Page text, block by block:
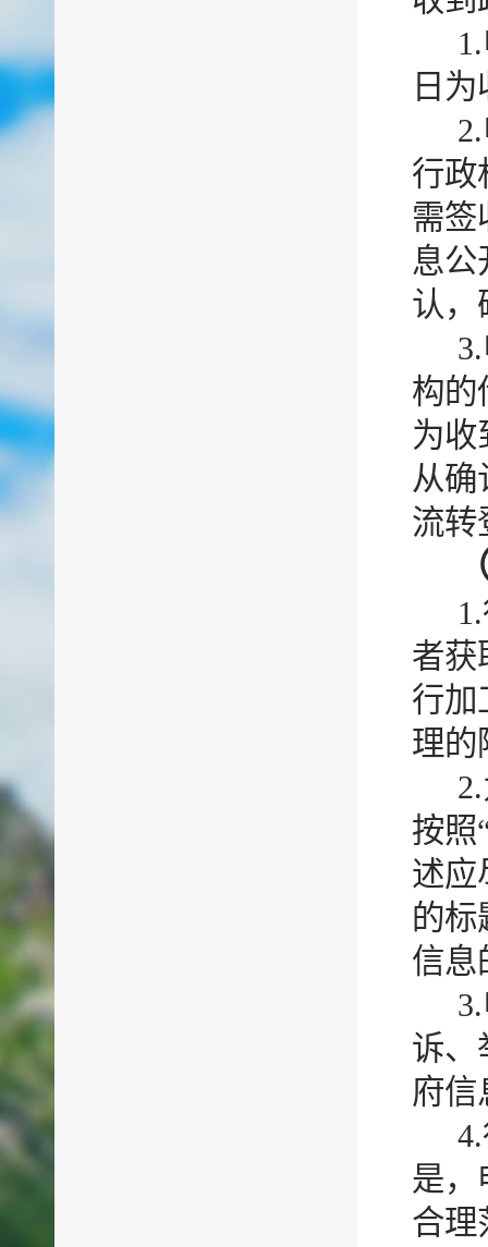
日
行政
需签
息公
认，
构的
为收
从确
流转
者获
行加
理的
按照
述应
的标
信息
诉、
府信
是，
合理